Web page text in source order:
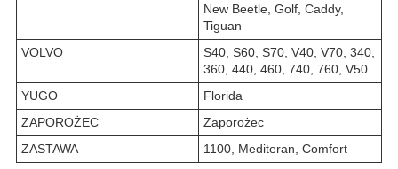
New Beetle, Golf, Caddy,
Tiguan
VOLVO
S40, S60, S70, V40, V70, 340,
360, 440, 460, 740, 760, V50
YUGO
Florida
ZAPOROŻEC
Zaporożec
ZASTAWA
1100, Mediteran, Comfort